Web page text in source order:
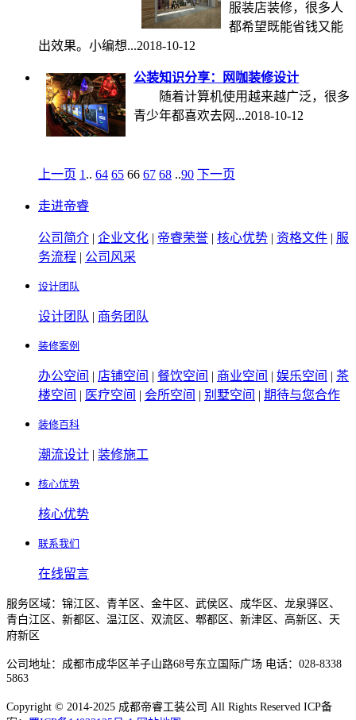
服装店装修，很多人
都希望既能省钱又能
出效果。小编想...2018-10-12
公装知识分享：网咖装修设计
随着计算机使用越来越广泛，很多
青少年都喜欢去网...2018-10-12
上一页 1 .. 64 65 66 67 68 ..90 下一页
走进帝睿
公司简介 | 企业文化 | 帝睿荣誉 | 核心优势 | 资格文件 | 服
务流程 | 公司风采
设计团队
设计团队 | 商务团队
装修案例
办公空间 | 店铺空间 | 餐饮空间 | 商业空间 | 娱乐空间 | 茶
楼空间 | 医疗空间 | 会所空间 | 别墅空间 | 期待与您合作
装修百科
潮流设计 | 装修施工
核心优势
核心优势
联系我们
在线留言
服务区域：锦江区、青羊区、金牛区、武侯区、成华区、龙泉驿区、
青白江区、新都区、温江区、双流区、郫都区、新津区、高新区、天
府新区
公司地址：成都市成华区羊子山路68号东立国际广场 电话：028-8338
5863
Copyright © 2014-2025 成都帝睿工装公司 All Rights Reserved ICP备